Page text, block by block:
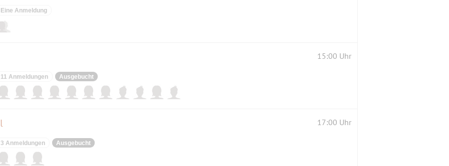
Eine Anmeldung
15:00 Uhr
11 Anmeldungen Ausgebucht
17:00 Uhr
3 Anmeldungen Ausgebucht